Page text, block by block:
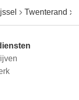
Twenterand